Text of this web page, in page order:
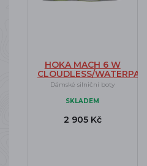
HOKA MACH 6 W
CLOUDLESS/WATERPARK
Dámské silniční boty
SKLADEM
2 905 Kč